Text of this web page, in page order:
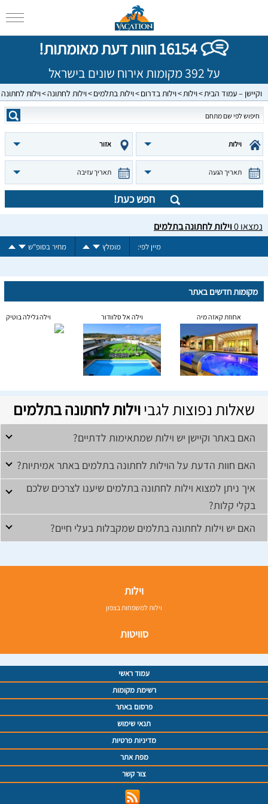
16154 חוות דעת מאומתות!
על 392 מקומות אירוח שונים בישראל
וקיישן – עמוד הבית וילות וילות בדרום וילות בתלמים וילות לחתונה וילות
וילות אזור
תאריך הגעה תאריך עזיבה
חפש כעת!
נמצאו0וילות לחתונה בתלמים
מיין לפי: מומלץ מחיר בסופ"ש
מקומות חדשים באתר
אחוזת קאזה מיה וילה אל סלוודור וילה גלילה בוטיק
שאלות נפוצות לגביוילות לחתונה בתלמים
האם באתר וקיישן יש וילות שמתאימות לדתיים?
האם חוות הדעת על הוילות לחתונה בתלמים באתר אמיתיות?
איך ניתן למצוא וילות לחתונה בתלמים שיענו לצרכים שלכם
בקלי קלות?
האם יש וילות לחתונה בתלמים שמקבלות בעלי חיים?
וילות
וילות למשפחות בצפון
סוויטות
עמוד ראשי
רשימת מקומות
פרסום באתר
תנאי שימוש
מדיניות פרטיות
מפת אתר
צור קשר